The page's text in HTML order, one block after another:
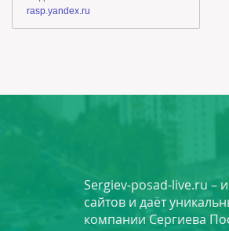
Sergiev-posad-live.ru –
сайтов и даёт
компании Сергиева